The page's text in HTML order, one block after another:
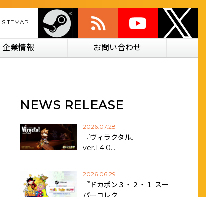
SITEMAP
企業情報 お問い合わせ
NEWS RELEASE
2026.07.28
『ヴィラクタル』
ver.1.4.0…
2026.06.29
『ドカポン３・２・１ スー